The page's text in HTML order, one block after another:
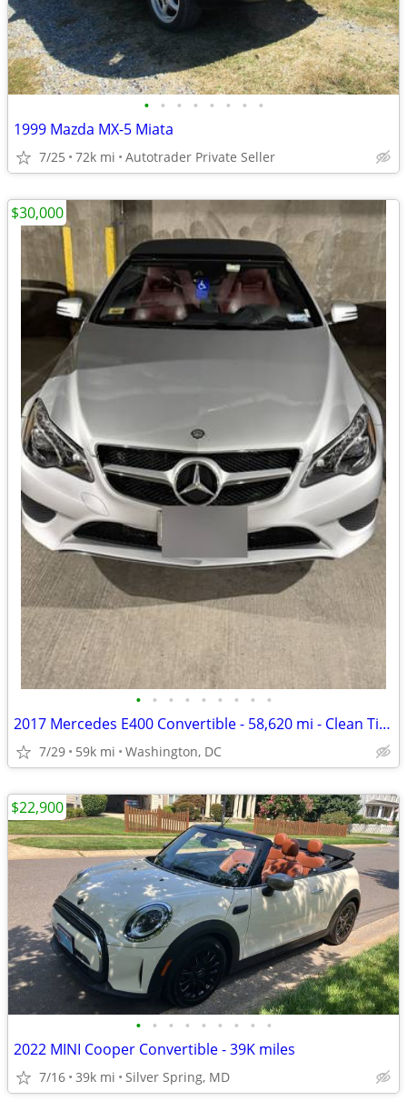
• • • • • • • •
1999 Mazda MX-5 Miata
7/25 72k mi Autotrader Private Seller
• • • • • • • • •
2017 Mercedes E400 Convertible - 58,620 mi - Clean Title - $30,000
7/29 59k mi Washington, DC
$30,000
• • • • • • • • •
2022 MINI Cooper Convertible - 39K miles
7/16 39k mi Silver Spring, MD
$22,900